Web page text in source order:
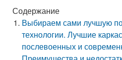
Содержание
Выбираем сами лучшую
технологии. Лучшие
послевоенных и